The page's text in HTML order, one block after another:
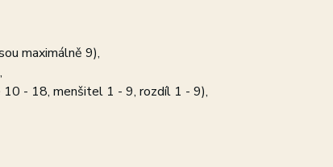
maximálně 9),
10 - 18, menšitel 1 - 9, rozdíl 1 - 9),